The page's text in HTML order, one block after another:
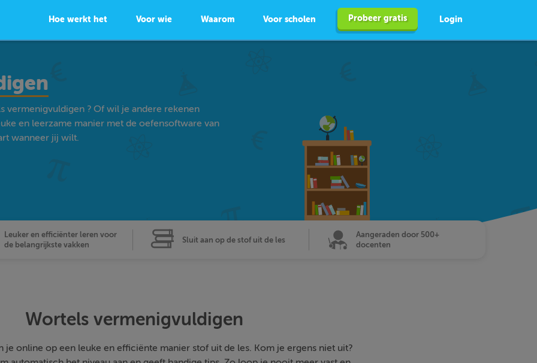
Hoe werkt het Voor wie Waarom Voor scholen Probeer gratis Login
? Of wil je andere rekenen
en leerzame manier met de oefensoftware van
wanneer jij wilt.
Leuker en efficiënter leren voor
de belangrijkste vakken
Sluit aan op de stof uit de les
Aangeraden door 500+
docenten
Wortels vermenigvuldigen
je online op een leuke en efficiënte manier stof uit de les. Kom je ergens niet uit?